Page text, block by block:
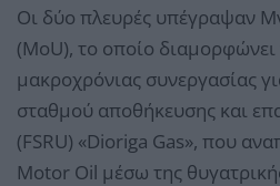
Οι δύο πλευρές υπέγραψαν
(MoU), το οποίο διαμορφώνει
μακροχρόνιας συνεργασίας
σταθμού αποθήκευσης και
(FSRU) «Dioriga Gas», που
Motοr Oil μέσω της